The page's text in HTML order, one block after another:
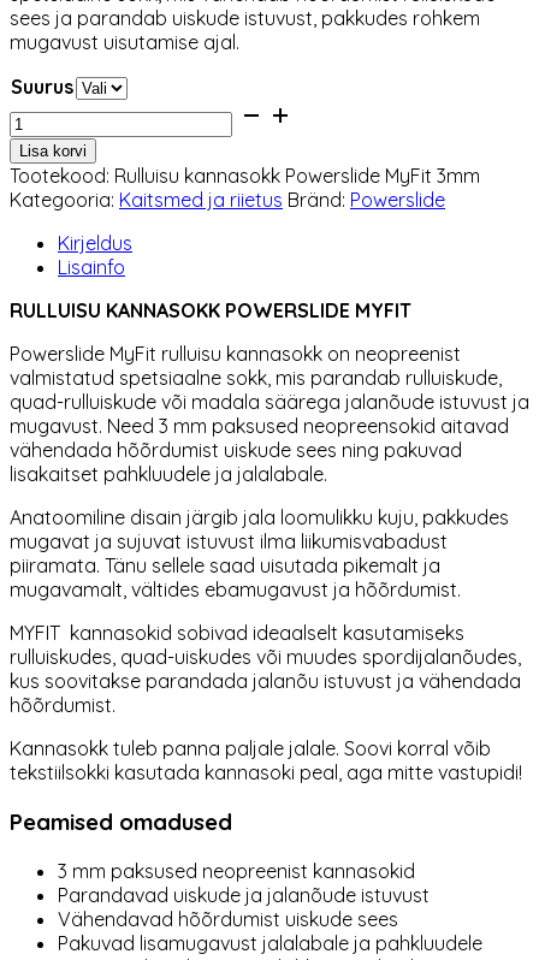
sees ja parandab uiskude istuvust, pakkudes rohkem
mugavust uisutamise ajal.
Suurus
Rulluisu
kannasokk
Powerslide
MyFit
3
kogus
Lisa korvi
Tootekood: Rulluisu kannasokk Powerslide MyFit 3mm
Kategooria: Kaitsmed ja riietus Bränd: Powerslide
Kirjeldus
Lisainfo
RULLUISU KANNASOKK POWERSLIDE MYFIT
Powerslide MyFit rulluisu kannasokk on neopreenist
valmistatud spetsiaalne sokk, mis parandab rulluiskude,
quad-rulluiskude või madala säärega jalanõude istuvust ja
mugavust. Need 3 mm paksused neopreensokid aitavad
vähendada hõõrdumist uiskude sees ning pakuvad
lisakaitset pahkluudele ja jalalabale.
Anatoomiline disain järgib jala loomulikku kuju, pakkudes
mugavat ja sujuvat istuvust ilma liikumisvabadust
piiramata. Tänu sellele saad uisutada pikemalt ja
mugavamalt, vältides ebamugavust ja hõõrdumist.
MYFIT kannasokid sobivad ideaalselt kasutamiseks
rulluiskudes, quad-uiskudes või muudes spordijalanõudes,
kus soovitakse parandada jalanõu istuvust ja vähendada
hõõrdumist.
Kannasokk tuleb panna paljale jalale. Soovi korral võib
tekstiilsokki kasutada kannasoki peal, aga mitte vastupidi!
Peamised omadused
3 mm paksused neopreenist kannasokid
Parandavad uiskude ja jalanõude istuvust
Vähendavad hõõrdumist uiskude sees
Pakuvad lisamugavust jalalabale ja pahkluudele